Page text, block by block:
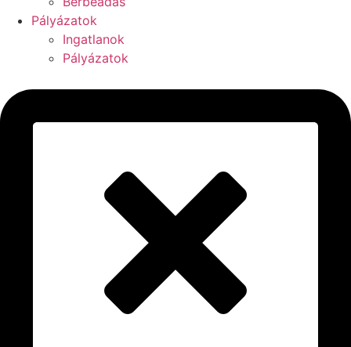
Pályázatok
Ingatlanok
Pályázatok